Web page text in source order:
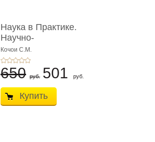
Наука в Практике.
Научно-
консультационные (пра
...
Кочои С.М.
650 руб. 501 руб.
Купить